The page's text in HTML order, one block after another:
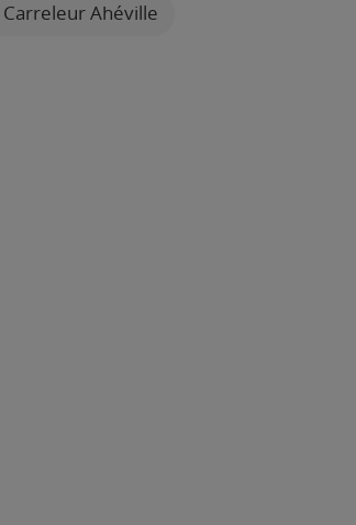
Carreleur Ahéville